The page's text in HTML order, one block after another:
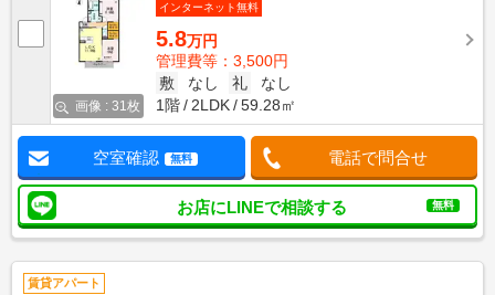
画像 : 31枚
インターネット無料
5.8万円
管理費等：3,500円
敷
なし 礼
なし
1階
2LDK 59.28㎡
空室確認 無料 電話で問合せ
お店にLINEで相談する 無料
賃貸アパート